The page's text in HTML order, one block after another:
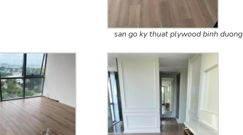
san go ky thuat plywood binh duong